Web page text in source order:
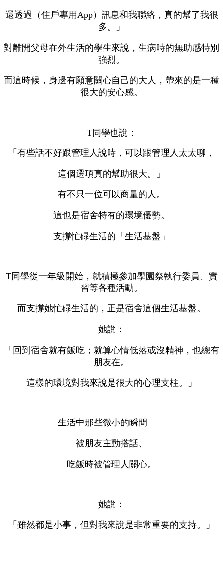
還透過（住戶專用App）訊息和我聯絡，真的幫了我很
多。」
對離開父母在外生活的學生來說，生病時的無助感特別
強烈。
而這時候，身邊有願意關心自己的大人，帶來的是一種
很大的安心感。
T同學也說：
「有些話不好跟管理人說時，可以跟管理人太太聊，
這個選項真的幫助很大。」
有不只一位可以商量的人。
這也是宿舍特有的環境優勢。
支撐忙碌生活的「生活基盤」
T同學從一年級開始，就積極參加學園祭執行委員、實
習等各種活動。
而支撐她忙碌生活的，正是宿舍這個生活基盤。
她說：
「回到宿舍就有飯吃；就算心情低落或沒精神，也總有
朋友在。
這樣的環境對我來說是很大的心理支柱。」
生活中那些微小的瞬間——
被朋友主動搭話、
吃飯時被管理人關心。
她說：
「雖然都是小事，但對我來說是非常重要的支持。」